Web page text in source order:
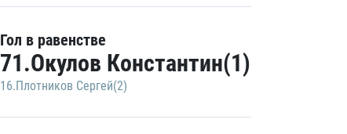
Гол в равенстве
71.Окулов Константин(1)
16.Плотников Сергей(2)